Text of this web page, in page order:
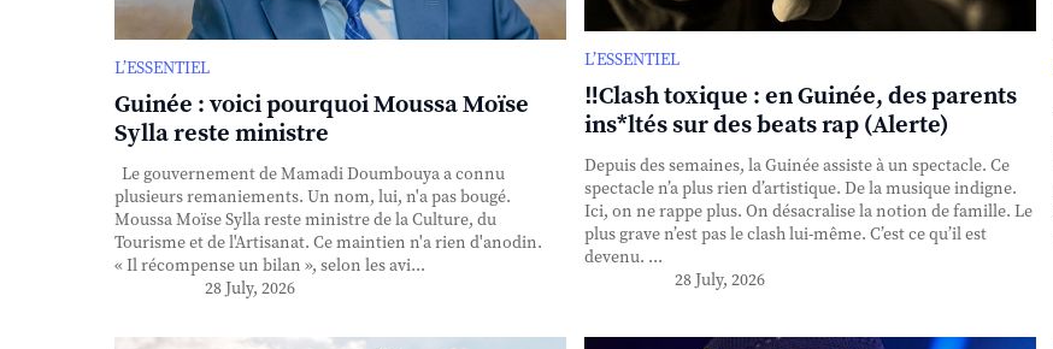
L’ESSENTIEL
Guinée : voici pourquoi Moussa Moïse
Sylla reste ministre
Le gouvernement de Mamadi Doumbouya a connu
plusieurs remaniements. Un nom, lui, n'a pas bougé.
Moussa Moïse Sylla reste ministre de la Culture, du
Tourisme et de l'Artisanat. Ce maintien n'a rien d'anodin.
« Il récompense un bilan », selon les avi...
28 July, 2026
L’ESSENTIEL
‼️Clash toxique : en Guinée, des parents
ins*ltés sur des beats rap (Alerte)
Depuis des semaines, la Guinée assiste à un spectacle. Ce
spectacle n’a plus rien d’artistique. De la musique indigne.
Ici, on ne rappe plus. On désacralise la notion de famille. Le
plus grave n’est pas le clash lui-même. C’est ce qu’il est
devenu. ...
28 July, 2026